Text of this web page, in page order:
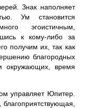
Знак наполняет
Ум становится
эгоистичным,
к кому-либо за
получим их, так как
благородных
окружающих, время
управляет Юпитер.
благоприятствующая,